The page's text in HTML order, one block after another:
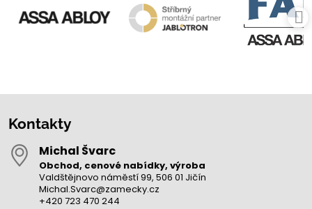
Kontakty
Michal Švarc
Obchod, cenové nabídky, výroba
Valdštějnovo náměstí 99, 506 01 Jičín
Michal.Svarc@zamecky.cz
+420 723 470 244